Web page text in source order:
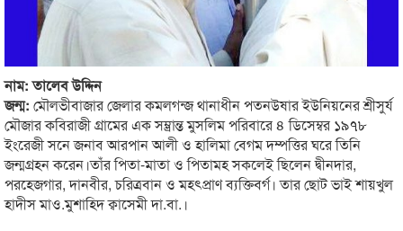
নাম: তালেব উদ্দিন
জন্ম: মৌলভীবাজার জেলার কমলগন্জ থানাধীন পতনউষার ইউনিয়নের শ্রীসুর্য
মৌজার কবিরাজী গ্রামের এক সম্ভ্রান্ত মুসলিম পরিবারে ৪ ডিসেম্বর ১৯৭৮
ইংরেজী সনে জনাব আরপান আলী ও হালিমা বেগম দম্পত্তির ঘরে তিনি
জন্মগ্রহন করেন।তাঁর পিতা-মাতা ও পিতামহ সকলেই ছিলেন দ্বীনদার,
পরহেজগার, দানবীর, চরিত্রবান ও মহৎপ্রাণ ব্যক্তিবর্গ। তার ছোট ভাই শায়খুল
হাদীস মাও.মুশাহিদ ক্বাসেমী দা.বা.।